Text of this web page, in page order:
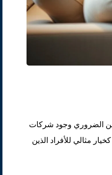
من الضروري وجود شركات
كخيار مثالي للأفراد الذين